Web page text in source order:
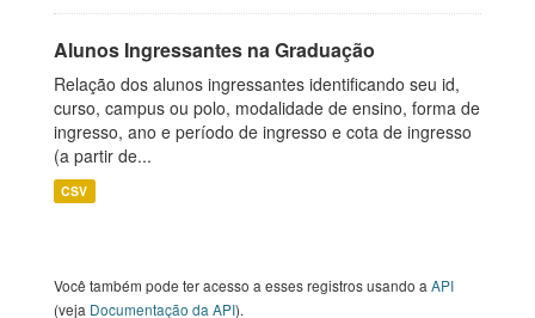
Alunos Ingressantes na Graduação
Relação dos alunos ingressantes identificando seu id,
curso, campus ou polo, modalidade de ensino, forma de
ingresso, ano e período de ingresso e cota de ingresso
(a partir de...
CSV
Você também pode ter acesso a esses registros usando a API
(veja Documentação da API).